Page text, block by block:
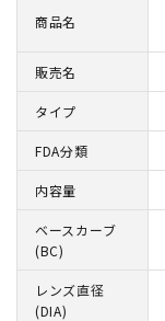
商品名
販売名
タイプ
FDA分類
内容量
ベースカーブ
(BC)
レンズ直径
(DIA)